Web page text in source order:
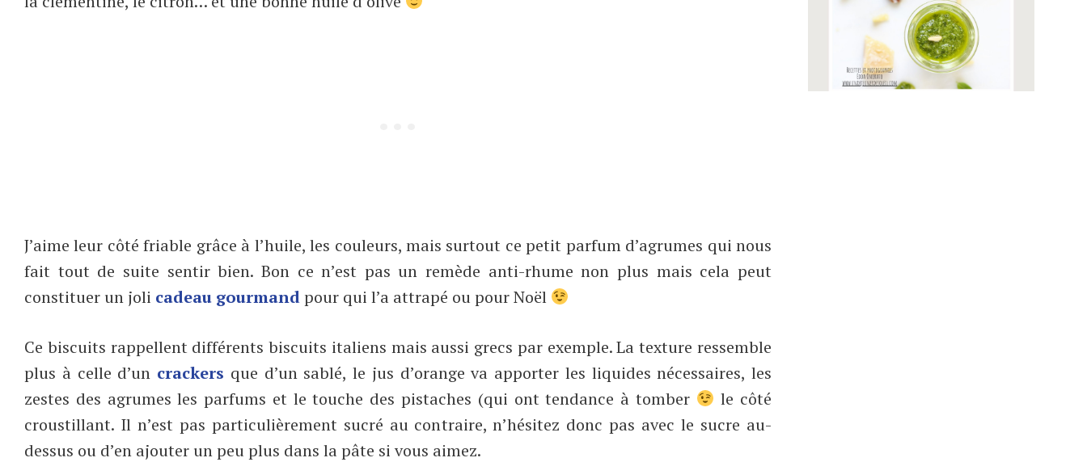
J’aime leur côté friable grâce à l’huile, les couleurs, mais surtout ce petit parfum d’agrumes qui nous
fait tout de suite sentir bien. Bon ce n’est pas un remède anti-rhume non plus mais cela peut
constituer un joli cadeau gourmandpour qui l’a attrapé ou pour Noël
Ce biscuits rappellent différents biscuits italiens mais aussi grecs par exemple. La texture ressemble
plus à celle d’un crackers que d’un sablé, le jus d’orange va apporter les liquides nécessaires, les
zestes des agrumes les parfums et le touche des pistaches (qui ont tendance à tomber
le côté
croustillant. Il n’est pas particulièrement sucré au contraire, n’hésitez donc pas avec le sucre au-
dessus ou d’en ajouter un peu plus dans la pâte si vous aimez.